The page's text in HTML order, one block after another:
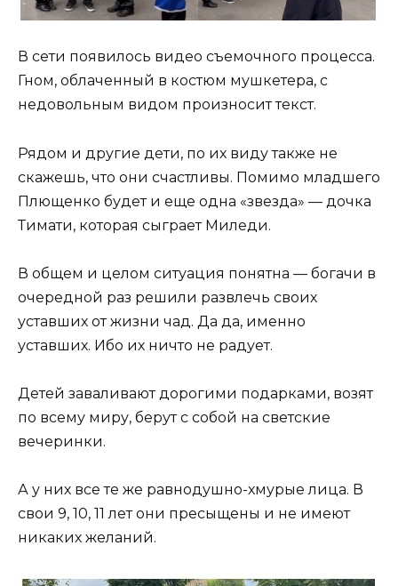
В сети появилось видео съемочного процесса.
Гном, облаченный в костюм мушкетера, с
недовольным видом произносит текст.
Рядом и другие дети, по их виду также не
скажешь, что они счастливы. Помимо младшего
Плющенко будет и еще одна «звезда» — дочка
Тимати, которая сыграет Миледи.
В общем и целом ситуация понятна — богачи в
очередной раз решили развлечь своих
уставших от жизни чад. Да да, именно
уставших. Ибо их ничто не радует.
Детей заваливают дорогими подарками, возят
по всему миру, берут с собой на светские
вечеринки.
А у них все те же равнодушно-хмурые лица. В
свои 9, 10, 11 лет они пресыщены и не имеют
никаких желаний.